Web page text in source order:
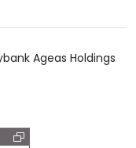
Ageas Holdings